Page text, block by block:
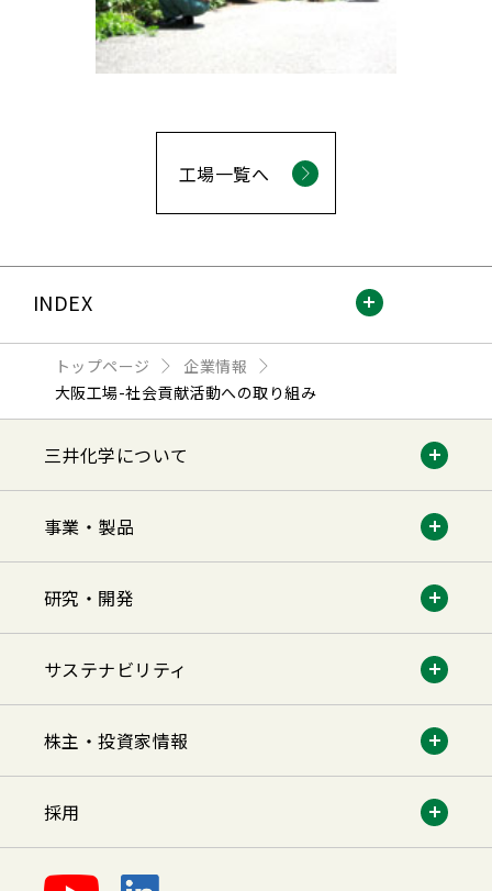
工場一覧へ
INDEX
トップページ
企業情報
大阪工場-社会貢献活動への取り組み
三井化学について
事業・製品
研究・開発
サステナビリティ
株主・投資家情報
採用